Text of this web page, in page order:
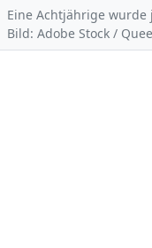
Eine Achtjährige
Bild: Adobe Stock /